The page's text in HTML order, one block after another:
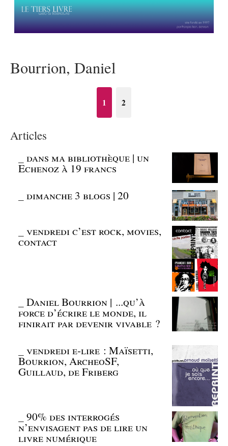
Bourrion, Daniel
1 2
Articles
_dans ma bibliothèque | un
Echenoz à 19 francs
_dimanche 3 blogs | 20
_vendredi c’est rock, movies,
contact
_Daniel Bourrion | ...qu’à
force d’écrire le monde, il
finirait par devenir vivable ?
_vendredi e-lire : Maïsetti,
Bourrion, ArcheoSF,
Guillaud, de Friberg
_90% des interrogés
n’envisagent pas de lire un
livre numérique